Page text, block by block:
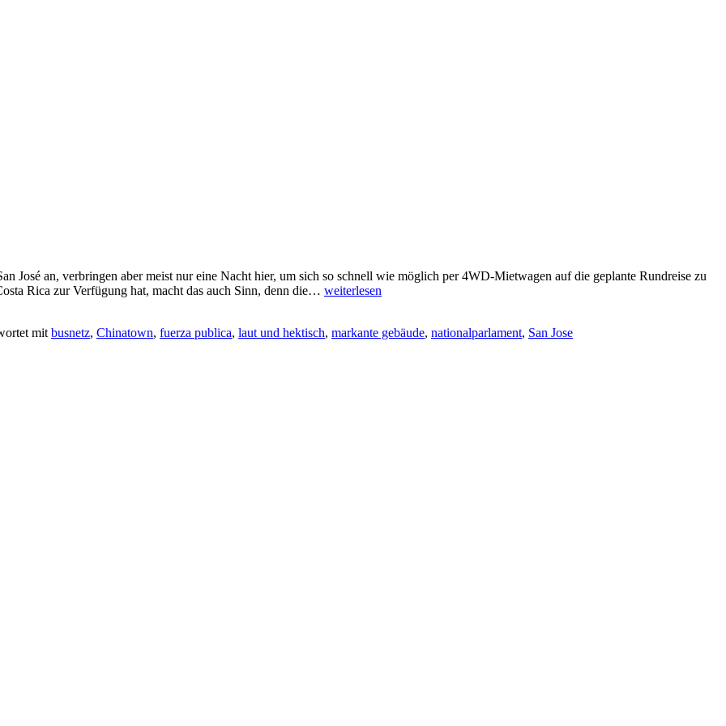
José an, verbringen aber meist nur eine Nacht hier, um sich so schnell wie möglich per 4WD-Mietwagen auf die geplante Rundreise zu
Rica zur Verfügung hat, macht das auch Sinn, denn die… San
die
weiterlesen
mit busnetz, Chinatown, fuerza publica, laut und hektisch, markante gebäude, nationalparlament, San Jose